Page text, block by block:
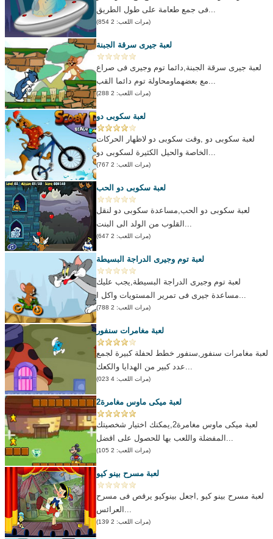
(مرات اللعب: 2 854)
لعبة جيرى سرقة الجبنة
لعبة جيرى سرقة الجبنة,دائما توم وجيرى فى صراع
(مرات اللعب: 2 288)
لعبة سكوبى دو
لعبة سكوبى دو ,وقت سكوبى دو لاظهار الحركات
(مرات اللعب: 2 767)
لعبة سكوبى دو الحب
لعبة سكوبى دو الحب,مساعدة سكوبى دو لنقل
(مرات اللعب: 2 647)
لعبة توم وجيرى الدراجة البسيطة
لعبة توم وجيرى الدراجة البسيطة,يجب عليك
(مرات اللعب: 2 788)
لعبة مغامرات سنفور
لعبة مغامرات سنفور,سنفور خطط لحفلة كبيرة لجمع
(مرات اللعب: 4 023)
لعبة ميكى ماوس مغامرة2
لعبة ميكى ماوس مغامرة2,يمكنك اختيار شخصيتك
(مرات اللعب: 2 105)
لعبة مسرح بينو كيو
لعبة مسرح بينو كيو ,اجعل بينوكيو يرقص فى مسرح
(مرات اللعب: 2 139)